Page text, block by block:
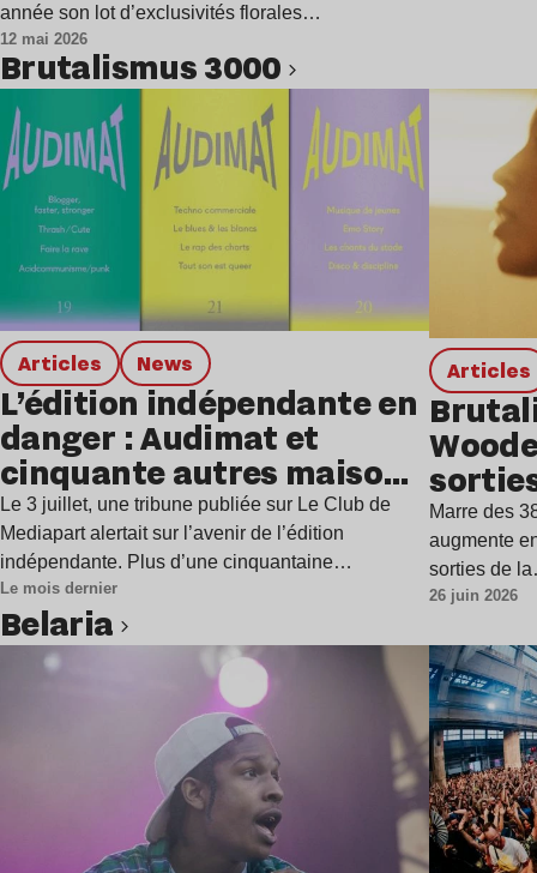
année son lot d’exclusivités florales…
12 mai 2026
Brutalismus 3000
Articles news
L’édition indépendante en
danger : Audimat et
cinquante autres maisons
d’édition alertent
Le 3 juillet, une tribune publiée sur Le Club de
Mediapart alertait sur l’avenir de l’édition
indépendante. Plus d’une cinquantaine…
Le mois dernier
Articles
Marre des
augmente
sorties de
26 juin 2026
Lire l’article
Belaria